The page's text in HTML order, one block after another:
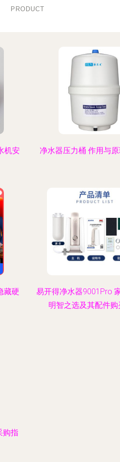
PRODUCT
机安
净水器压力桶 作用与
藏硬
易开得净水器9001Pro
明智之选及其配件
购指